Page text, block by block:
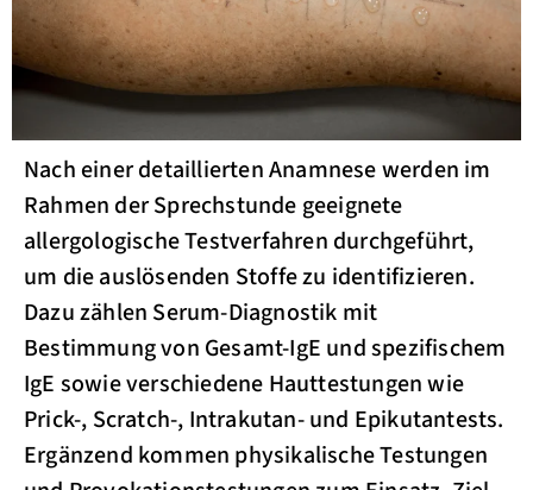
Nach einer detaillierten Anamnese werden im
Rahmen der Sprechstunde geeignete
allergologische Testverfahren durchgeführt,
um die auslösenden Stoffe zu identifizieren.
Dazu zählen Serum-Diagnostik mit
Bestimmung von Gesamt-IgE und spezifischem
IgE sowie verschiedene Hauttestungen wie
Prick-, Scratch-, Intrakutan- und Epikutantests.
Ergänzend kommen physikalische Testungen